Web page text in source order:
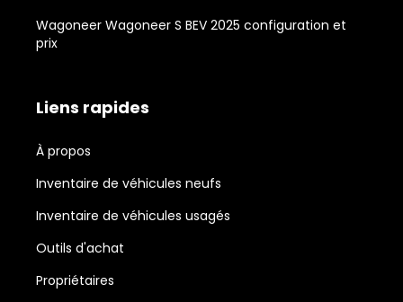
Wagoneer Wagoneer S BEV 2025 configuration et
prix
Liens rapides
À propos
Inventaire de véhicules neufs
Inventaire de véhicules usagés
Outils d'achat
Propriétaires